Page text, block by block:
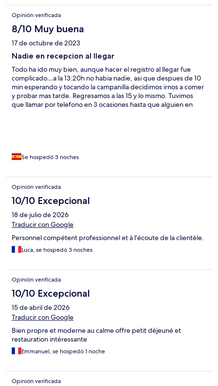
Opinión verificada
8/10 Muy buena
17 de octubre de 2023
Nadie en recepcion al llegar
Todo ha ido muy bien, aunque hacer el registro al llegar fue
complicado…a la 13:20h no habia nadie, asi que despues de 10
min esperando y tocando la campanilla decidimos irnos a comer
y probar mas tarde. Regresamos a las 15 y lo mismo. Tuvimos
que llamar por telefono en 3 ocasiones hasta que alguien en
Se hospedó 3 noches
Opinión verificada
10/10 Excepcional
18 de julio de 2026
Traducir con Google
Personnel compétent professionnel et à l’écoute de la clientèle.
Luca, se hospedó 3 noches
Opinión verificada
10/10 Excepcional
15 de abril de 2026
Traducir con Google
Bien propre et moderne au calme offre petit déjeuné et
restauration intéressante
Emmanuel, se hospedó 1 noche
Opinión verificada